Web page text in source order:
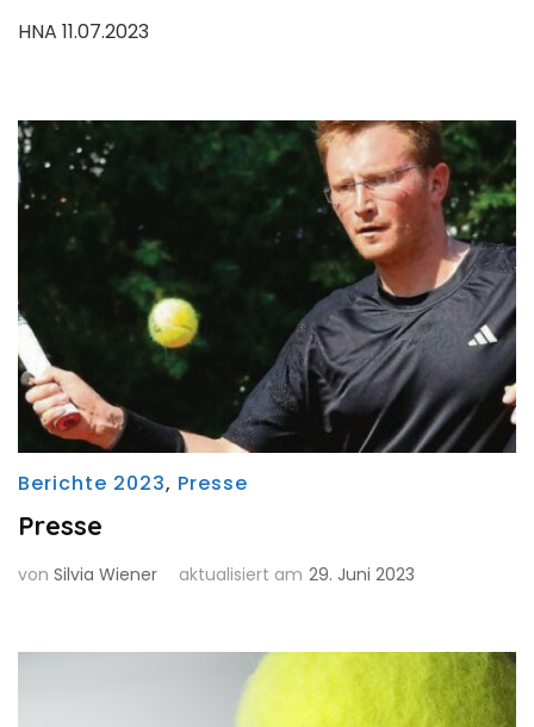
HNA 11.07.2023
Berichte 2023, Presse
Presse
von Silvia Wiener aktualisiert am 29. Juni 2023